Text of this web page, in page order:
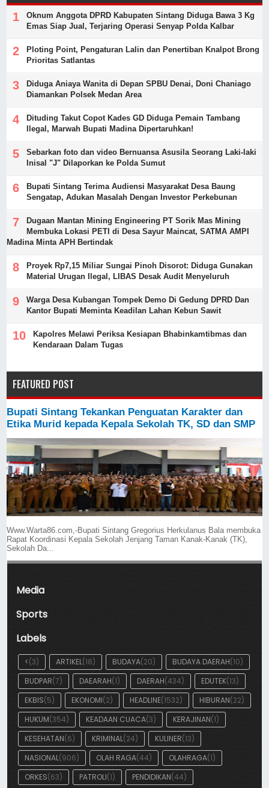
Oknum Anggota DPRD Kabupaten Sintang Diduga Bawa 3 Kg
Emas Siap Jual, Terjaring Operasi Senyap Polda Kalbar
Ploting Point, Pengaturan Lalin dan Penertiban Knalpot Brong
Prioritas Satlantas
Diduga Aniaya Wanita di Depan SPBU Denai, Doni Chaniago
Diamankan Polsek Medan Area
Dituding Takut Copot Kades GD Diduga Pemain Tambang
Ilegal, Marwah Bupati Madina Dipertaruhkan!
Sebarkan foto dan video Bernuansa Asusila Seorang Laki-laki
Inisal "J" Dilaporkan ke Polda Sumut
Bupati Sintang Terima Audiensi Masyarakat Desa Baung
Sengatap, Adukan Masalah Dengan Investor Perkebunan
Dugaan Mantan Mining Engineering PT Sorik Mas Mining
Membuka Lokasi PETI di Desa Sayur Maincat, SATMA AMPI
Madina Minta APH Bertindak
Proyek Rp7,15 Miliar Sungai Pinoh Disorot: Diduga Gunakan
Material Urugan Ilegal, LIBAS Desak Audit Menyeluruh
Warga Desa Kubangan Tompek Demo Di Gedung DPRD Dan
Kantor Bupati Meminta Keadilan Lahan Kebun Sawit
Kapolres Melawi Periksa Kesiapan Bhabinkamtibmas dan
Kendaraan Dalam Tugas
FEATURED POST
Bupati Sintang Tekankan Penguatan Karakter dan
Etika Murid kepada Kepala Sekolah TK, SD dan SMP
Www.Warta86.com,-Bupati Sintang Gregorius Herkulanus Bala membuka
Rapat Koordinasi Kepala Sekolah Jenjang Taman Kanak-Kanak (TK),
Sekolah Da...
Media
Sports
Labels
<(3) ARTIKEL(18) BUDAYA(20) BUDAYA DAERAH(10)
BUDPAR(7) DAEARAH(1) DAERAH(434) EDUTEK(13)
EKBIS(5) EKONOMI(2) HEADLINE(1532) HIBURAN(22)
HUKUM(354) KEADAAN CUACA(3) KERAJINAN(1)
KESEHATAN(6) KRIMINAL(24) KULINER(13)
NASIONAL(906) OLAH RAGA(44) OLAHRAGA(1)
ORKES(63) PATROLI(1) PENDIDIKAN(44)